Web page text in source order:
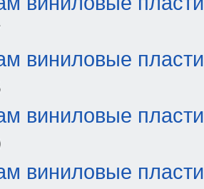
виниловые
виниловые
виниловые